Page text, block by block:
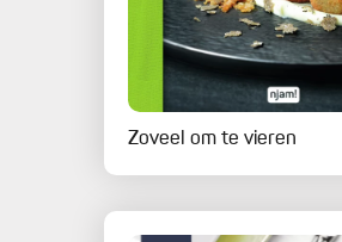
Zoveel om te vieren